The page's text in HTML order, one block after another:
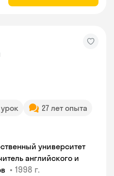
урок
27 лет опыта
университет
английского и
• 1998 г.